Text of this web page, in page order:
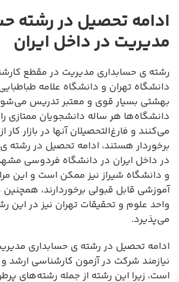
ادامه تحصیل در رشته
مدیریت در داخل ایران
رشته ی حسابداری مدیریت در مقطع
دانشگاه تهران و دانشگاه علامه
بهشتی بسیار قوی و معتبر تدریس
دانشگاه‌ها هر ساله دانشجویان ممتازی
می‌کنند و فارغ‌التحصیلان آنها در بازار
برخوردار هستند، ادامه تحصیل در رشته
در داخل ایران در دانشگاه فردوسی
و دانشگاه شیراز نیز ممکن است و این
آموزشی قابل قبولی برخوردارند، همچنین
واحد علوم و تحقیقات تهران نیز در این
می‌پذیرد.
ادامه تحصیل در رشته ی حسابداری
نیازمند شرکت در آزمون کارشناسی
است، زیرا این رشته از جمله رشته‌های